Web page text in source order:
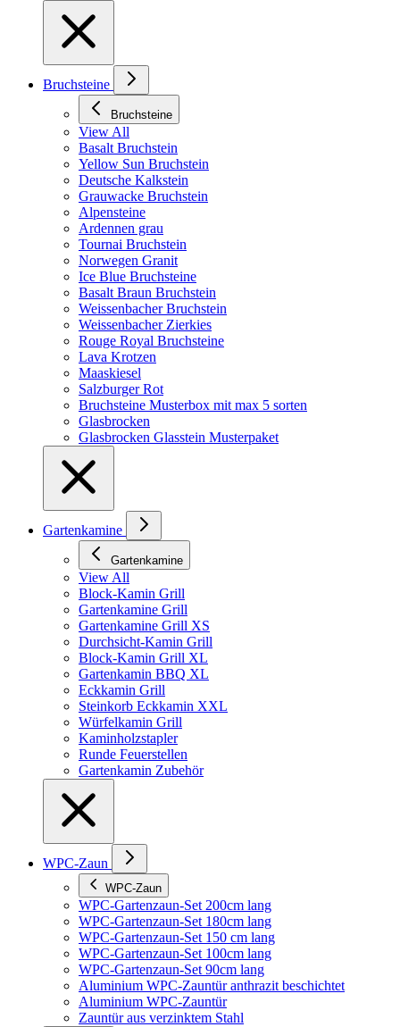
Bruchsteine
Bruchsteine
View All
Basalt Bruchstein
Yellow Sun Bruchstein
Deutsche Kalkstein
Grauwacke Bruchstein
Alpensteine
Ardennen grau
Tournai Bruchstein
Norwegen Granit
Ice Blue Bruchsteine
Basalt Braun Bruchstein
Weissenbacher Bruchstein
Weissenbacher Zierkies
Rouge Royal Bruchsteine
Lava Krotzen
Maaskiesel
Salzburger Rot
Bruchsteine Musterbox mit max 5 sorten
Glasbrocken
Glasbrocken Glasstein Musterpaket
Gartenkamine
Gartenkamine
View All
Block-Kamin Grill
Gartenkamine Grill
Gartenkamine Grill XS
Durchsicht-Kamin Grill
Block-Kamin Grill XL
Gartenkamin BBQ XL
Eckkamin Grill
Steinkorb Eckkamin XXL
Würfelkamin Grill
Kaminholzstapler
Runde Feuerstellen
Gartenkamin Zubehör
WPC-Zaun
WPC-Zaun
WPC-Gartenzaun-Set 200cm lang
WPC-Gartenzaun-Set 180cm lang
WPC-Gartenzaun-Set 150 cm lang
WPC-Gartenzaun-Set 100cm lang
WPC-Gartenzaun-Set 90cm lang
Aluminium WPC-Zauntür anthrazit beschichtet
Aluminium WPC-Zauntür
Zauntür aus verzinktem Stahl